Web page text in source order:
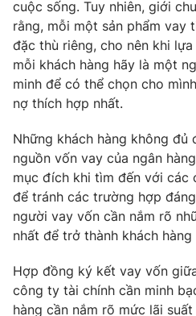
cuộc sống. Tuy nhiên, giới
rằng, mỗi một sản phẩm vay
đặc thù riêng, cho nên khi
mỗi khách hàng hãy là một
minh để có thể chọn cho
nợ thích hợp nhất.
Những khách hàng không đủ
nguồn vốn vay của ngân
mục đích khi tìm đến với các
để tránh các trường hợp
người vay vốn cần nắm rõ
nhất để trở thành khách
Hợp đồng ký kết vay vốn
công ty tài chính cần minh
hàng cần nắm rõ mức lãi